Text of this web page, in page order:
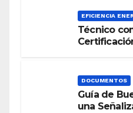
EFICIENCIA
Técnico
DOCUMENTOS
Guía de
una